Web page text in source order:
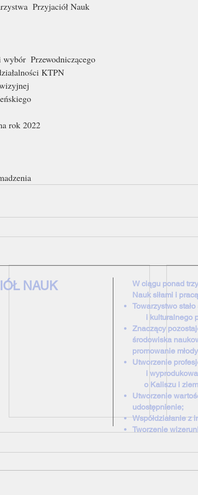
Przyjaciół Nauk
Przewodniczącego
KTPN
rok 2022
NAUK
W ciągu ponad
Nauk siłami i
Towarzystwo
i kulturalnego
Znaczący
środowiska
promowanie
Utworzenie
i
o Kaliszu
i
Utworzenie
udostępnienie;
Współdziałanie
Tworzenie